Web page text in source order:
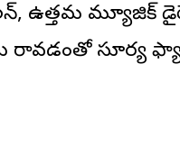
ఉత్తమ మ్యూజిక్
రావ‌డంతో సూర్య